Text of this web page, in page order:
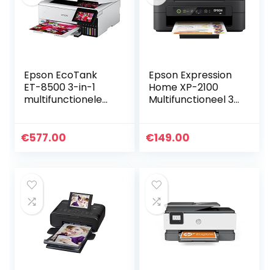
Epson EcoTank
ET-8500 3-in-1
multifunctionele
A4, 5 kleuren,
€577.00
Epson Expression
Home XP-2100
Multifunctioneel 3-
Kopieerapparaat,
€149.00